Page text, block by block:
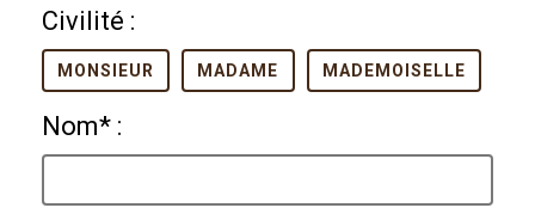
Civilité :
MONSIEUR MADAME MADEMOISELLE
Nom* :